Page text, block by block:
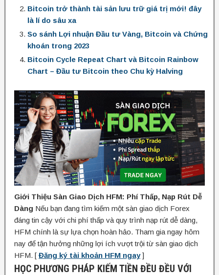
Bitcoin trở thành tài sản lưu trữ giá trị mới! đây
là lí do sâu xa
So sánh Lợi nhuận Đầu tư Vàng, Bitcoin và Chứng
khoán trong 2023
Bitcoin Cycle Repeat Chart và Bitcoin Rainbow
Chart – Đầu tư Bitcoin theo Chu kỳ Halving
Giới Thiệu Sàn Giao Dịch HFM: Phí Thấp, Nạp Rút Dễ
Dàng Nếu bạn đang tìm kiếm một sàn giao dịch Forex
đáng tin cậy với chi phí thấp và quy trình nạp rút dễ dàng,
HFM chính là sự lựa chọn hoàn hảo. Tham gia ngay hôm
nay để tận hưởng những lợi ích vượt trội từ sàn giao dịch
HFM. [ Đăng ký tài khoản HFM ngay]
HỌC PHƯƠNG PHÁP KIẾM TIỀN ĐỀU ĐỀU VỚI